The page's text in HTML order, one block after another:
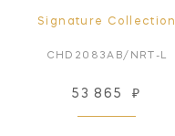
Signature Collection
CHD2083AB/NRT-L
53 865 ₽